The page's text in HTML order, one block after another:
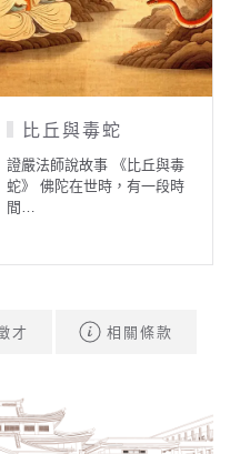
比丘與毒蛇
證嚴法師說故事 《比丘與毒
蛇》 佛陀在世時，有一段時
間…
才 相關條款